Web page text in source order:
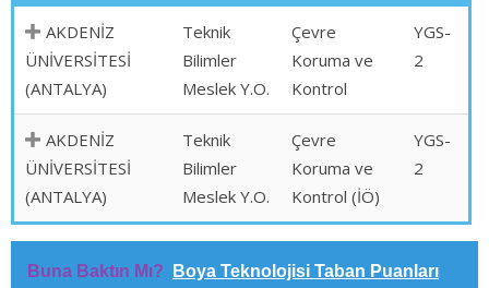
AKDENİZ
ÜNİVERSİTESİ
(ANTALYA)
Teknik
Bilimler
Meslek Y.O.
Çevre
Koruma ve
Kontrol
YGS-
2
AKDENİZ
ÜNİVERSİTESİ
(ANTALYA)
Teknik
Bilimler
Meslek Y.O.
Çevre
Koruma ve
Kontrol (İÖ)
YGS-
2
Buna Baktın Mı?
Boya Teknolojisi Taban Puanları